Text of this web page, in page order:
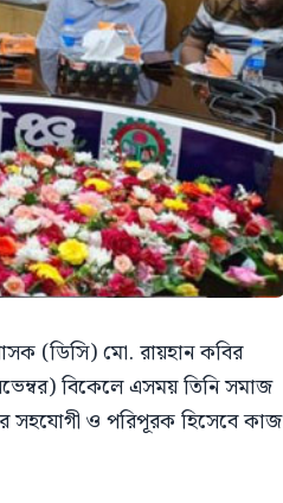
(ডিসি) মো. রায়হান কবির
বিকেলে এসময় তিনি সমাজ
সহযোগী ও পরিপূরক হিসেবে কাজ